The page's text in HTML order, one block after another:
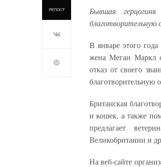
РЕПОСТ
Бывшая
В январе этого
жена Меган Маркл
отказ от своего
благотворительную
Британская
и кошек, а также
предлагает
Великобритании и
На веб-сайте